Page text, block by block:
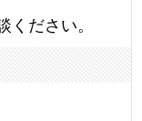
ください。